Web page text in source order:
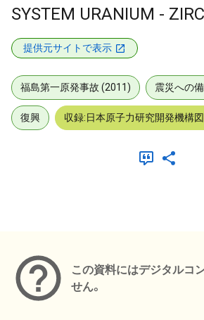
SYSTEM URANIUM -
提供元サイトで表示
福島第一原発事故 (2011) 震災への備
復興 収録:日本原子力研究開発機構
この資料にはデジタルコ
せん。